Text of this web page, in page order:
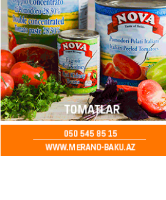
Türkiyədə 37,6 milyon, Rusiyada 16,7
milyon – Azərbaycanlıların yemək
xərcləri
07.08.2026- 15:45 170
GÜNDƏM
Malayziyada yeni səfirimiz kimdir? –
Dosye
- 15:30
MANŞET